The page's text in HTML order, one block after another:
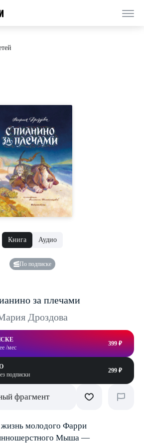
Книга Аудио
По подписке
за плечами
Дроздова
/мес
399 ₽
подписки
299 ₽
фрагмент
жизнь молодого Фарри
Мыша —